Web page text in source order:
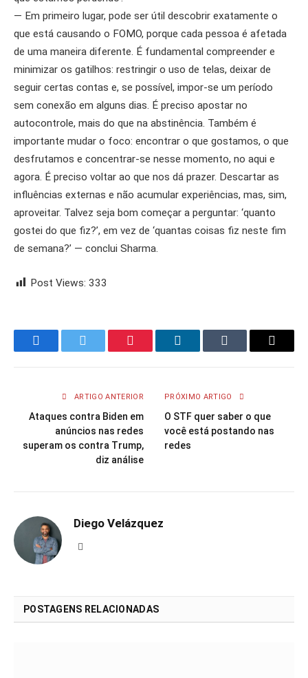
— Em primeiro lugar, pode ser útil descobrir exatamente o
que está causando o FOMO, porque cada pessoa é afetada
de uma maneira diferente. É fundamental compreender e
minimizar os gatilhos: restringir o uso de telas, deixar de
seguir certas contas e, se possível, impor-se um período
sem conexão em alguns dias. É preciso apostar no
autocontrole, mais do que na abstinência. Também é
importante mudar o foco: encontrar o que gostamos, o que
desfrutamos e concentrar-se nesse momento, no aqui e
agora. É preciso voltar ao que nos dá prazer. Descartar as
influências externas e não acumular experiências, mas, sim,
aproveitar. Talvez seja bom começar a perguntar: ‘quanto
gostei do que fiz?’, em vez de ‘quantas coisas fiz neste fim
de semana?’ — conclui Sharma.
Post Views: 333
FacebookTwitter Pinterest LinkedInTumblr Email
ARTIGO ANTERIOR
Ataques contra Biden em
anúncios nas redes
superam os contra Trump,
diz análise
PRÓXIMO ARTIGO
O STF quer saber o que
você está postando nas
redes
Diego Velázquez
POSTAGENS RELACIONADAS